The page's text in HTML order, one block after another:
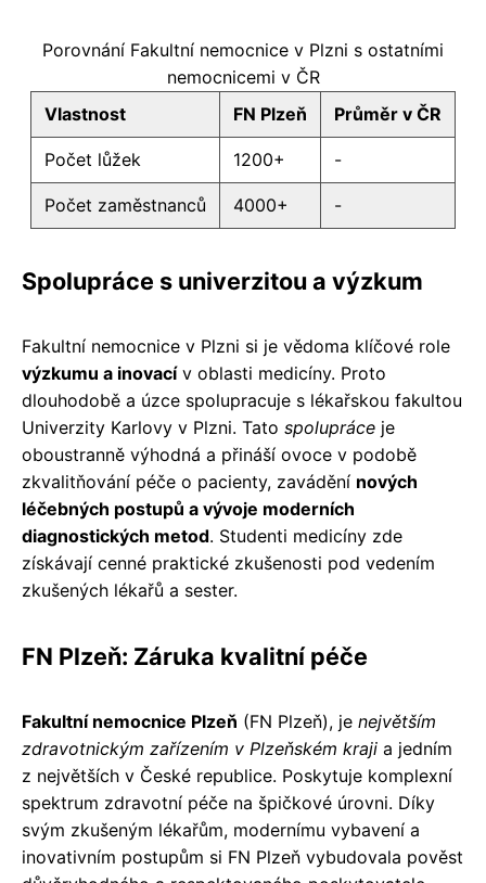
Porovnání Fakultní nemocnice v Plzni s ostatními
nemocnicemi v ČR
Vlastnost
FN Plzeň Průměr v ČR
Počet lůžek 1200+ -
Počet zaměstnanců 4000+ -
Spolupráce s univerzitou a výzkum
Fakultní nemocnice v Plzni si je vědoma klíčové role
výzkumu a inovacív oblasti medicíny. Proto
dlouhodobě a úzce spolupracuje s lékařskou fakultou
Univerzity Karlovy v Plzni. Tato spolupráce je
oboustranně výhodná a přináší ovoce v podobě
zkvalitňování péče o pacienty, zavádění nových
léčebných postupů a vývoje moderních
diagnostických metod. Studenti medicíny zde
získávají cenné praktické zkušenosti pod vedením
zkušených lékařů a sester.
FN Plzeň: Záruka kvalitní péče
Fakultní nemocnice Plzeň (FN Plzeň), je největším
zdravotnickým zařízením v Plzeňském kraji a jedním
z největších v České republice. Poskytuje komplexní
spektrum zdravotní péče na špičkové úrovni. Díky
svým zkušeným lékařům, modernímu vybavení a
inovativním postupům si FN Plzeň vybudovala pověst